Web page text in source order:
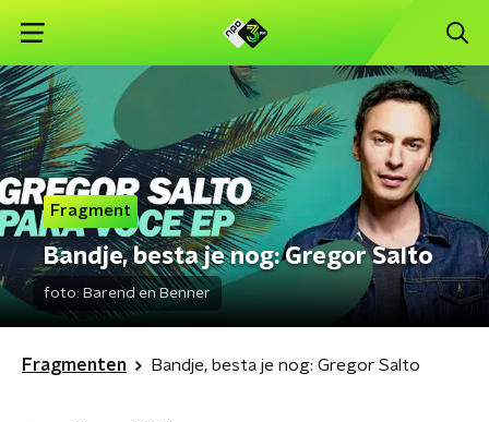
Fragment
Bandje, besta je nog: Gregor Salto
foto: Barend en Benner
Fragmenten Bandje, besta je nog: Gregor Salto